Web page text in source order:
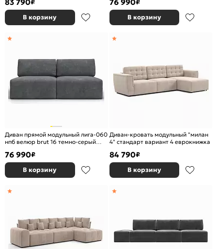
83 790₽
В корзину
76 990₽
В корзину
Диван прямой модульный лига-060
нпб велюр brut 16 темно-серый
76 990₽
В корзину
Диван-кровать модульный "милан
4" стандарт вариант 4 еврокнижка
84 790₽
В корзину